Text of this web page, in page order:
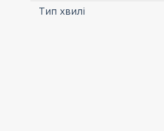
Тип хвилі